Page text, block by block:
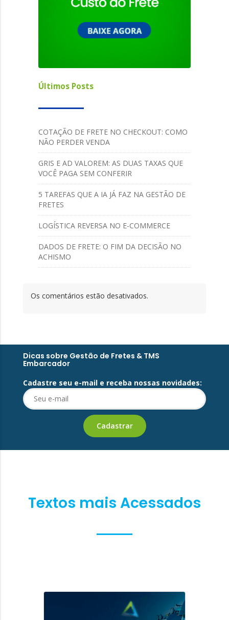
Últimos Posts
COTAÇÃO DE FRETE NO CHECKOUT: COMO
NÃO PERDER VENDA
GRIS E AD VALOREM: AS DUAS TAXAS QUE
VOCÊ PAGA SEM CONFERIR
5 TAREFAS QUE A IA JÁ FAZ NA GESTÃO DE
FRETES
LOGÍSTICA REVERSA NO E-COMMERCE
DADOS DE FRETE: O FIM DA DECISÃO NO
ACHISMO
Os comentários estão desativados.
Dicas sobre Gestão de Fretes & TMS
Embarcador
Cadastre seu e-mail e receba nossas novidades:
Textos mais Acessados